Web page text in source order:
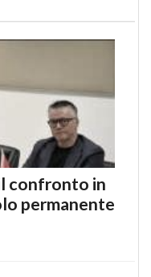
confronto in
permanente